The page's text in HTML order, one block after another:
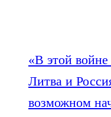
«В этой
Литва и
возможном